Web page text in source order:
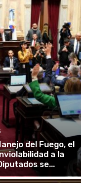
del Fuego, el
a la
se...